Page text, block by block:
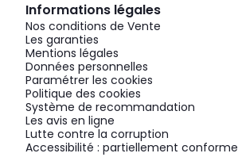
Informations légales
Nos conditions de Vente
Les garanties
Mentions légales
Données personnelles
Paramétrer les cookies
Politique des cookies
Système de recommandation
Les avis en ligne
Lutte contre la corruption
Accessibilité : partiellement conforme